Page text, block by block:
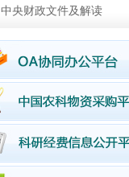
中央财政文件及解读